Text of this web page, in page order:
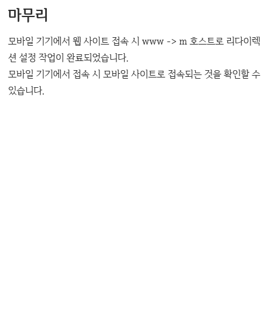
마무리
모바일 기기에서 웹 사이트 접속 시 www -> m 호스트로 리다이렉
션 설정 작업이 완료되었습니다.
모바일 기기에서 접속 시 모바일 사이트로 접속되는 것을 확인할 수
있습니다.